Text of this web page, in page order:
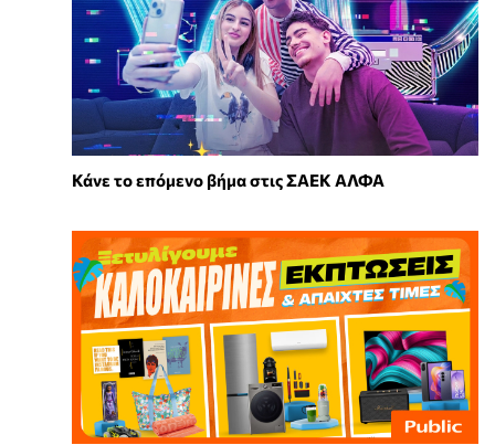
Κάνε το επόμενο βήμα στις ΣΑΕΚ ΑΛΦΑ